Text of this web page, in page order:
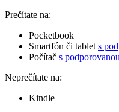
Prečítate na:
Pocketbook
Smartfón či tablet s
Počítač s
Neprečítate na:
Kindle